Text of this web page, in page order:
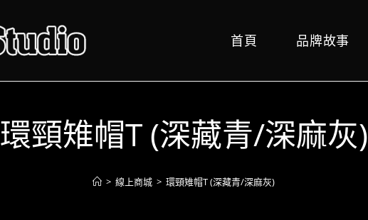
首頁 品牌故事
環頸雉帽T (深藏青/深麻灰)
> 線上商城 > 環頸雉帽T (深藏青/深麻灰)